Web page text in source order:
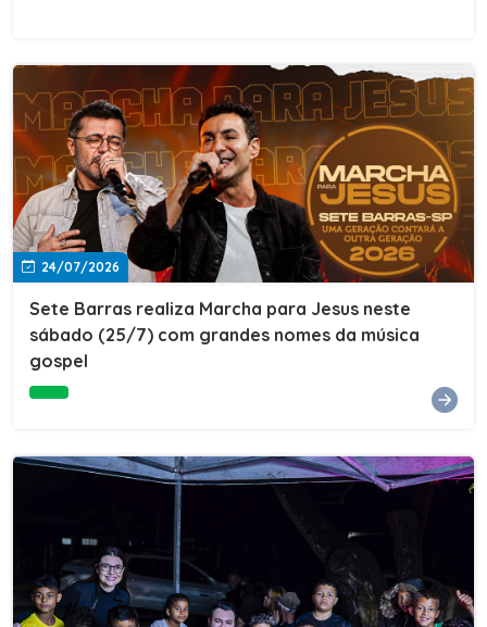
24/07/2026
Sete Barras realiza Marcha para Jesus neste
sábado (25/7) com grandes nomes da música
gospel